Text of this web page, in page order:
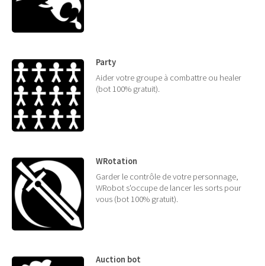
Party
Aider votre groupe à combattre ou healer
(bot 100% gratuit).
WRotation
Garder le contrôle de votre personnage,
WRobot s'occupe de lancer les sorts pour
vous (bot 100% gratuit).
Auction bot